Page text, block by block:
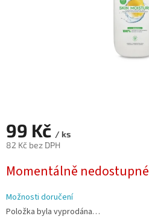
99 Kč / ks
82 Kč bez DPH
cena:
Momentálně nedostupné
Možnosti doručení
Položka byla vyprodána…